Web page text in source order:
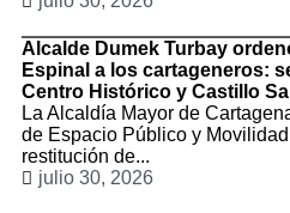
Alcalde Dumek Turbay
Espinal a los cartageneros:
Centro Histórico y Castillo
La Alcaldía Mayor de
de Espacio Público y
restitución de...
julio 30, 2026